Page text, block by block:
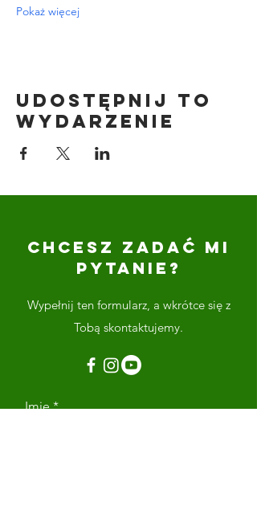
Pokaż więcej
Udostępnij to
wydarzenie
CHCESZ ZADAĆ MI
PYTANIE?
Wypełnij ten formularz, a wkrótce się z
Tobą skontaktujemy.
Imię